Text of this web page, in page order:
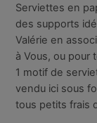
Serviettes en
des supports
Valérie en
à Vous, ou pour
1 motif de
vendu ici sous
tous petits frais